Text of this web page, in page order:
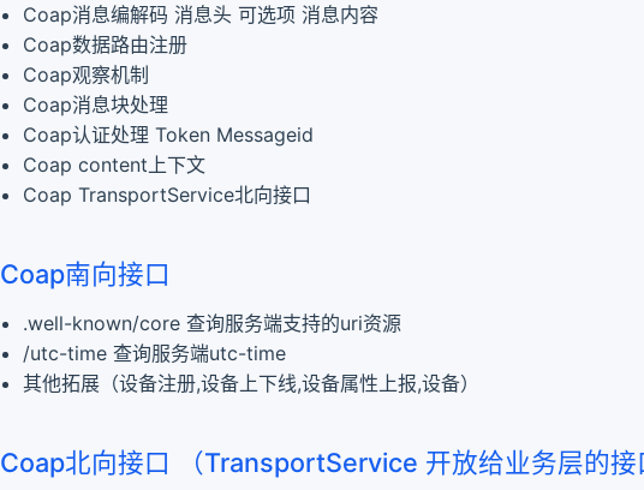
Coap消息编解码 消息头 可选项 消息内容
Coap数据路由注册
Coap观察机制
Coap消息块处理
Coap认证处理 Token Messageid
Coap content上下文
Coap TransportService北向接口
Coap南向接口
.well-known/core 查询服务端支持的uri资源
/utc-time 查询服务端utc-time
其他拓展（设备注册,设备上下线,设备属性上报,设备）
Coap北向接口 （TransportService 开放给业务层的接